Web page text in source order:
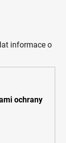
informace o
ochrany